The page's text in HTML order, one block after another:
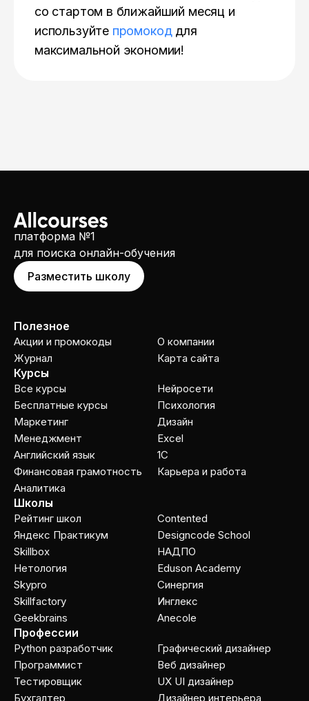
со стартом в ближайший месяц и
используйте промокоддля
максимальной экономии!
платформа №1
для поиска онлайн-обучения
Разместить школу
Полезное
Акции и промокоды
Журнал
О компании
Карта сайта
Курсы
Все курсы
Бесплатные курсы
Маркетинг
Менеджмент
Английский язык
Финансовая грамотность
Аналитика
Нейросети
Психология
Дизайн
Excel
1C
Карьера и работа
Школы
Рейтинг школ
Яндекс Практикум
Skillbox
Нетология
Skypro
Skillfactory
Geekbrains
Contented
Designcode School
НАДПО
Eduson Academy
Cинергия
Инглекс
Anecole
Профессии
Python разработчик
Программист
Тестировщик
Бухгалтер
Графический дизайнер
Веб дизайнер
UX UI дизайнер
Дизайнер интерьера